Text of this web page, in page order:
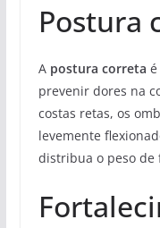
Postura
A postura correta
prevenir dores na
costas retas, os
levemente
distribua o peso de